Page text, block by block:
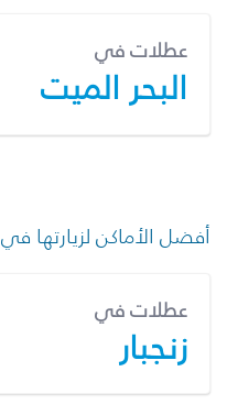
عطلات في
البحر الميت
أفضل الأماكن لزيارتها في
عطلات في
زنجبار